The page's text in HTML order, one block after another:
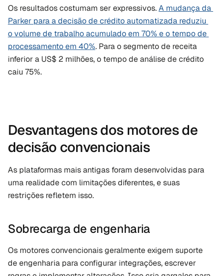
Os resultados costumam ser expressivos. A mudança da
Parker para a decisão de crédito automatizada reduziu
o volume de trabalho acumulado em 70% e o tempo de
processamento em 40%. Para o segmento de receita
inferior a US$ 2 milhões, o tempo de análise de crédito
caiu 75%.
Desvantagens dos motores de
decisão convencionais
As plataformas mais antigas foram desenvolvidas para
uma realidade com limitações diferentes, e suas
restrições refletem isso.
Sobrecarga de engenharia
Os motores convencionais geralmente exigem suporte
de engenharia para configurar integrações, escrever